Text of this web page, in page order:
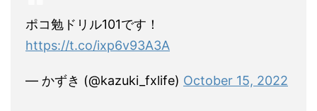
ポコ勉ドリル101です！
https://t.co/ixp6v93A3A
— かずき (@kazuki_fxlife) October 15, 2022